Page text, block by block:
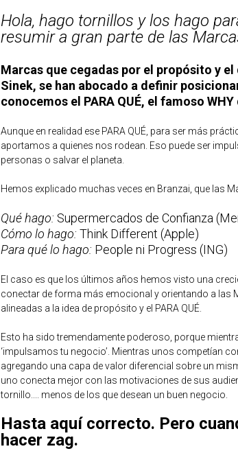
Hola, hago tornillos y los hago
resumir a gran parte de las
Marcas que cegadas por el propósito y
Sinek, se han abocado a definir
conocemos el PARA QUÉ, el famoso
Aunque en realidad ese PARA QUÉ, para ser más
aportamos a quienes nos rodean. Eso puede ser
personas o salvar el planeta.
Hemos explicado muchas veces en Branzai, que las
Qué hago: Supermercados de Confianza
Cómo lo hago: Think Different (Apple)
Para qué lo hago: People ni Progress (ING)
El caso es que los últimos años hemos visto una
conectar de forma más emocional y orientando a las
alineadas a la idea de propósito y el PARA QUÉ.
Esto ha sido tremendamente poderoso, porque
‘impulsamos tu negocio’. Mientras unos competían
agregando una capa de valor diferencial sobre un
uno conecta mejor con las motivaciones de sus
tornillo.... menos de los que desean un buen negocio.
Hasta aquí correcto. Pero
hacer zag.